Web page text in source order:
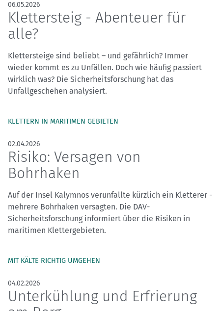
06.05.2026
Klettersteig - Abenteuer für
alle?
Klettersteige sind beliebt – und gefährlich? Immer
wieder kommt es zu Unfällen. Doch wie häufig passiert
wirklich was? Die Sicherheitsforschung hat das
Unfallgeschehen analysiert.
KLETTERN IN MARITIMEN GEBIETEN
02.04.2026
Risiko: Versagen von
Bohrhaken
Auf der Insel Kalymnos verunfallte kürzlich ein Kletterer -
mehrere Bohrhaken versagten. Die DAV-
Sicherheitsforschung informiert über die Risiken in
maritimen Klettergebieten.
MIT KÄLTE RICHTIG UMGEHEN
04.02.2026
Unterkühlung und Erfrierung